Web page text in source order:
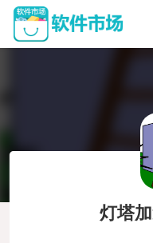
灯塔